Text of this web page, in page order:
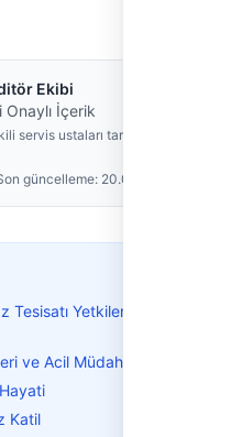
Ekibi
İçerik
servis ustaları tarafından
güncelleme: 20.05.2026
Yetkilendirilmiş
ve Acil Müdahale
Katil